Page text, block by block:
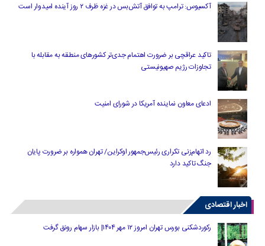
آکسیوس: ترامپ به توافق آتش‌بس در غزه ظرف ۲ روز آینده امیدوار است
تاکید عراقچی بر ضرورت اهتمام جدی‌تر کشورهای منطقه به مقابله با
تجاوزات رژیم صهیونیستی
ادعای معاون نماینده آمریکا در شورای امنیت
رد اتهام‌زنی تکراری رئیس‌جمهور اوکراین/ تهران همواره بر ضرورت پایان
جنگ تاکید دارد
اخبار اقتصادی
رکوردشکنی بورس تهران امروز ۱۲ مهر ۱۴۰۴| بازار سهام رونق گرفت